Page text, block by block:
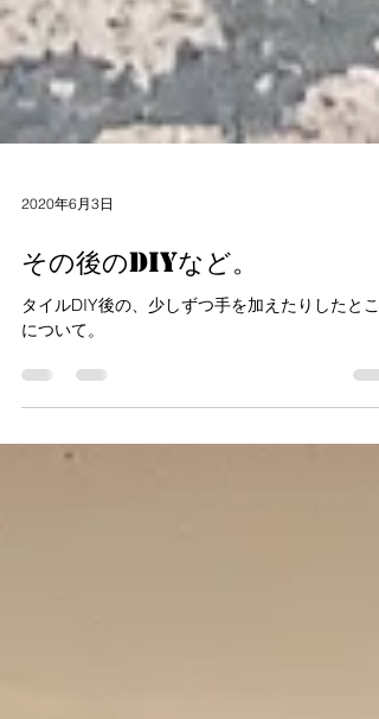
2020年6月3日
その後のDIYなど。
タイルDIY後の、少しずつ手を加えたりしたとこ